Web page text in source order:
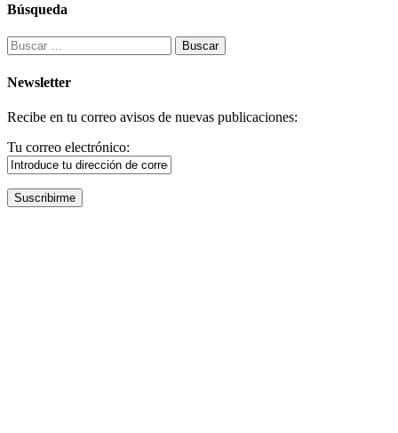
Búsqueda
Buscar:
Newsletter
Recibe en tu correo avisos de nuevas publicaciones:
Tu correo electrónico: